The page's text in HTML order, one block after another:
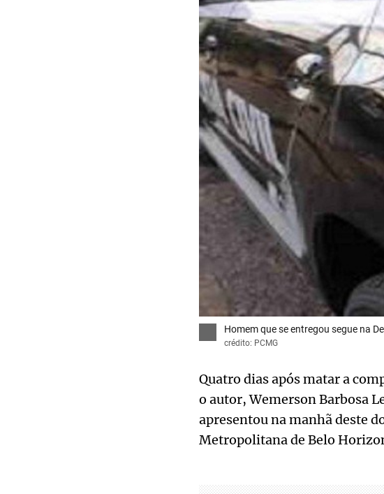
Homem que se entregou segue na
crédito: PCMG
Quatro dias após matar a
o autor, Wemerson Barbosa
apresentou na manhã deste
Metropolitana de Belo